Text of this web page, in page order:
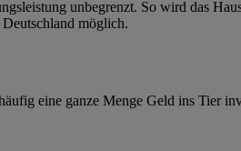
unbegrenzt. So wird das
möglich.
eine ganze Menge Geld ins Tier